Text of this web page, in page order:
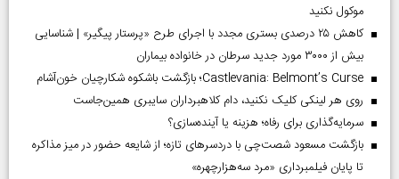
موکول نکنید
کاهش ۲۵ درصدی بستری مجدد با اجرای طرح «پرستار پیگیر» | شناسایی
بیش از ۳۰۰۰ مورد جدید سرطان در خانواده بیماران
Castlevania: Belmont’s Curse؛ بازگشت باشکوه شکارچیان خون‌آشام
روی هر لینکی کلیک نکنید، دام کلاهبرداران سایبری همین‌جاست
سرمایه‌گذاری برای رفاه؛ هزینه یا آینده‌سازی؟
بازگشت مسعود شصت‌چی با دردسر‌های تازه؛ از شایعه حضور در میز مذاکره
تا پایان فیلمبرداری «مرد سه‌هزارچهره»